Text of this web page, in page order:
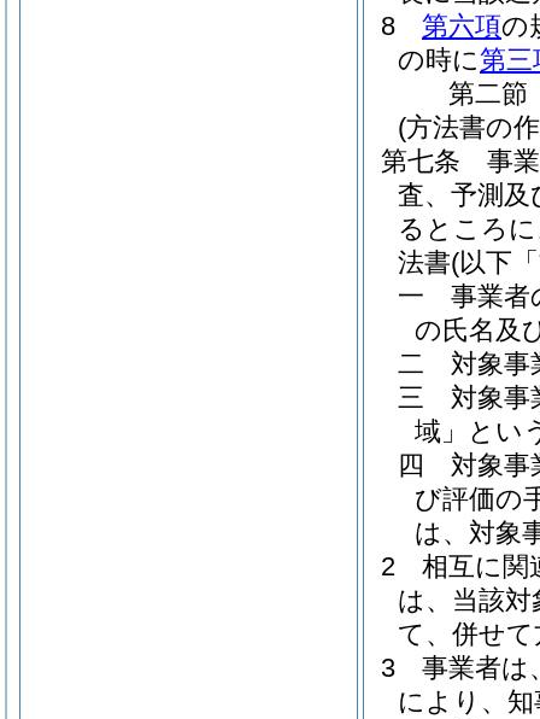
8
第六項の
の時に第三
第二節
(方法書の
第七条
事
査、予測
るところ
法書(以下
一
事業者
の氏名及
二
対象事
三
対象事
域」とい
四
対象事
び評価の
は、対象
2
相互に関
は、当該
て、併せ
3
事業者は
により、